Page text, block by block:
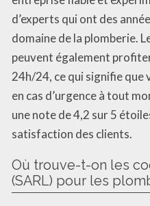
d’experts qui ont des
domaine de la plomberie.
peuvent également
24h/24, ce qui signifie que
en cas d’urgence à tout
une note de 4,2 sur 5
satisfaction des clients.
Où trouve-t-on les
(SARL) pour les